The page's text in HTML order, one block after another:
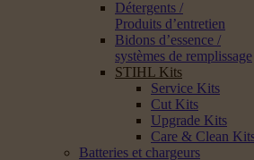
Détergents /
Produits d’entretien
Bidons d’essence /
systèmes de remplissage
STIHL Kits
Service Kits
Cut Kits
Upgrade Kits
Care & Clean
Batteries et chargeurs